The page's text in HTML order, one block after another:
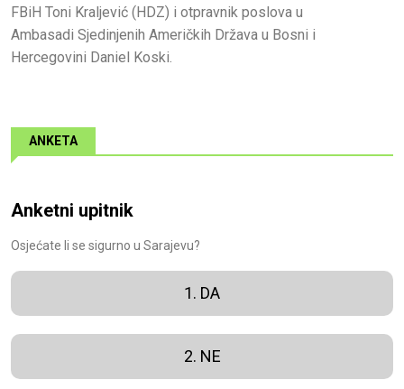
FBiH Toni Kraljević (HDZ) i otpravnik poslova u
Ambasadi Sjedinjenih Američkih Država u Bosni i
Hercegovini Daniel Koski.
ANKETA
Anketni upitnik
Osjećate li se sigurno u Sarajevu?
1. DA
2. NE